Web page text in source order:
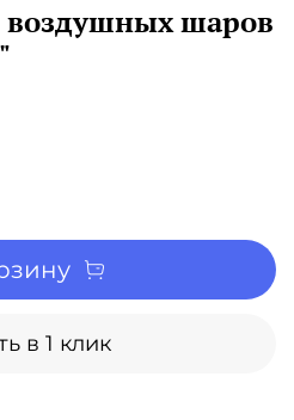
шаров
в 1 клик